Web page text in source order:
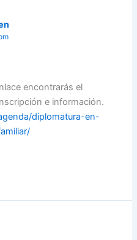
encontrarás el
e información.
diplomatura-en-